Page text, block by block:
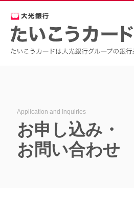
Application and Inquiries
お申し込み・
お問い合わせ